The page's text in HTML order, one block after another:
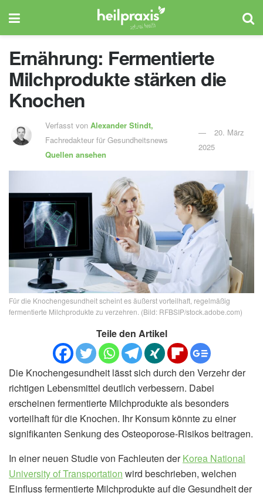
Ernährung: Fermentierte
Milchprodukte stärken die
Knochen
Verfasst vonAlexander Stindt,
Fachredakteur für Gesundheitsnews
Quellen ansehen
20. März
2025
Für die Knochengesundheit scheint es äußerst vorteilhaft, regelmäßig
fermentierte Milchprodukte zu verzehren. (Bild: RFBSIP/stock.adobe.com)
Teile den Artikel
Die Knochengesundheit lässt sich durch den Verzehr der
richtigen Lebensmittel deutlich verbessern. Dabei
erscheinen fermentierte Milchprodukte als besonders
vorteilhaft für die Knochen. Ihr Konsum könnte zu einer
signifikanten Senkung des Osteoporose-Risikos beitragen.
In einer neuen Studie von Fachleuten derKorea National
University of Transportation wird beschrieben, welchen
Einfluss fermentierte Milchprodukte auf die Gesundheit der